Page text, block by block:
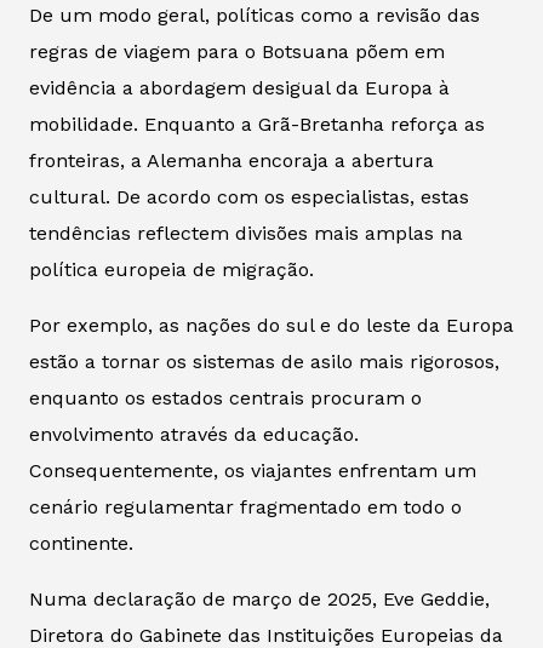
De um modo geral, políticas como a revisão das
regras de viagem para o Botsuana põem em
evidência a abordagem desigual da Europa à
mobilidade. Enquanto a Grã-Bretanha reforça as
fronteiras, a Alemanha encoraja a abertura
cultural. De acordo com os especialistas, estas
tendências reflectem divisões mais amplas na
política europeia de migração.
Por exemplo, as nações do sul e do leste da Europa
estão a tornar os sistemas de asilo mais rigorosos,
enquanto os estados centrais procuram o
envolvimento através da educação.
Consequentemente, os viajantes enfrentam um
cenário regulamentar fragmentado em todo o
continente.
Numa declaração de março de 2025, Eve Geddie,
Diretora do Gabinete das Instituições Europeias da